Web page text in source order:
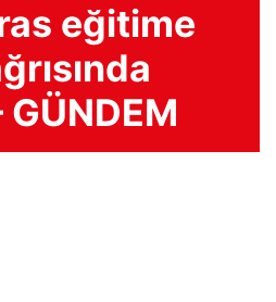
eğitime